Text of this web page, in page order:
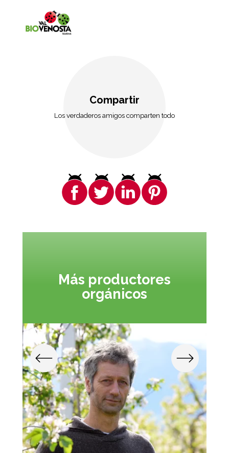
Compartir
Los verdaderos amigos comparten todo
Más productores
orgánicos